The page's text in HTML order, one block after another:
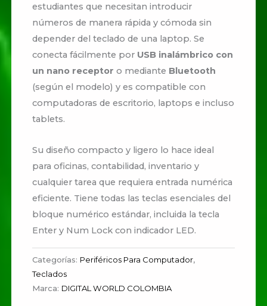
estudiantes que necesitan introducir
números de manera rápida y cómoda sin
depender del teclado de una laptop. Se
conecta fácilmente por USB inalámbrico con
un nano receptor o mediante Bluetooth
(según el modelo) y es compatible con
computadoras de escritorio, laptops e incluso
tablets.
Su diseño compacto y ligero lo hace ideal
para oficinas, contabilidad, inventario y
cualquier tarea que requiera entrada numérica
eficiente. Tiene todas las teclas esenciales del
bloque numérico estándar, incluida la tecla
Enter y Num Lock con indicador LED.
Categorías: Periféricos Para Computador,
Teclados
Marca: DIGITAL WORLD COLOMBIA